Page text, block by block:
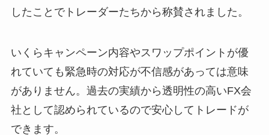
したことでトレーダーたちから称賛されました。
いくらキャンペーン内容やスワップポイントが優
れていても緊急時の対応が不信感があっては意味
がありません。過去の実績から透明性の高いFX会
社として認められているので安心してトレードが
できます。